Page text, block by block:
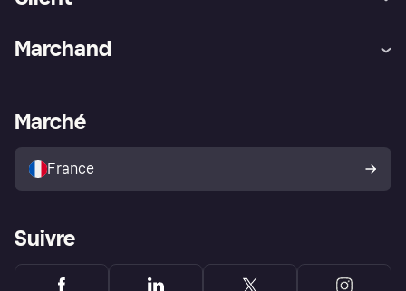
Explorez les magasins
Politique de protection de
l’acheteur Klarna
Marchand
Portail Marchand
Marché
France
Suivre